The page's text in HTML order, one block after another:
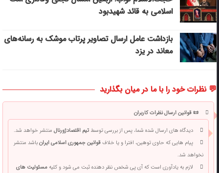
اسلامی به قائد شهیدبود
بازداشت عامل ارسال تصاویر پرتاب موشک به رسانه‌های
معاند در یزد
💬 نظرات خود را با ما در میان بگذارید
📜 قوانین ارسال نظرات کاربران
دیدگاه های ارسال شده شما، پس از بررسی توسطتیم اقتصادژورنالمنتشر خواهد شد.
پیام هایی که حاوی توهین، افترا و یا خلافقوانین جمهوری اسلامی ایرانباشد منتشر
نخواهد شد.
لازم به یادآوری است که آی پی شخص نظر دهنده ثبت می شود و کلیهمسئولیت های